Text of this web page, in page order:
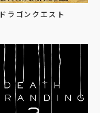
ドラゴンクエスト